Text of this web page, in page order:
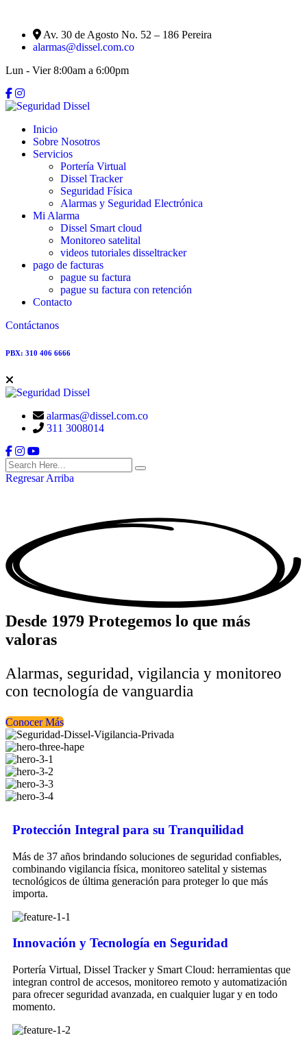
Av. 30 de Agosto No. 52 – 186 Pereira
alarmas@dissel.com.co
Lun - Vier 8:00am a 6:00pm
Inicio
Sobre Nosotros
Servicios
Portería Virtual
Dissel Tracker
Seguridad Física
Alarmas y Seguridad Electrónica
Mi Alarma
Dissel Smart cloud
Monitoreo satelital
videos tutoriales disseltracker
pago de facturas
pague su factura
pague su factura con retención
Contacto
Contáctanos
PBX: 310 406 6666
alarmas@dissel.com.co
311 3008014
Regresar Arriba
Desde 1979 Protegemos lo que más
valoras
Alarmas, seguridad, vigilancia y monitoreo
con tecnología de vanguardia
Conocer Más
Protección Integral para su Tranquilidad
Más de 37 años brindando soluciones de seguridad confiables,
combinando vigilancia física, monitoreo satelital y sistemas
tecnológicos de última generación para proteger lo que más
importa.
Innovación y Tecnología en Seguridad
Portería Virtual, Dissel Tracker y Smart Cloud: herramientas que
integran control de accesos, monitoreo remoto y automatización
para ofrecer seguridad avanzada, en cualquier lugar y en todo
momento.